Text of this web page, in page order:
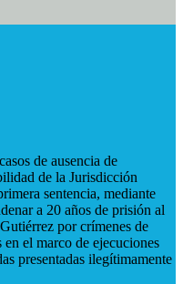
de ausencia de
de la Jurisdicción
sentencia, mediante
a 20 años de prisión al
por crímenes de
el marco de ejecuciones
presentadas ilegítimamente